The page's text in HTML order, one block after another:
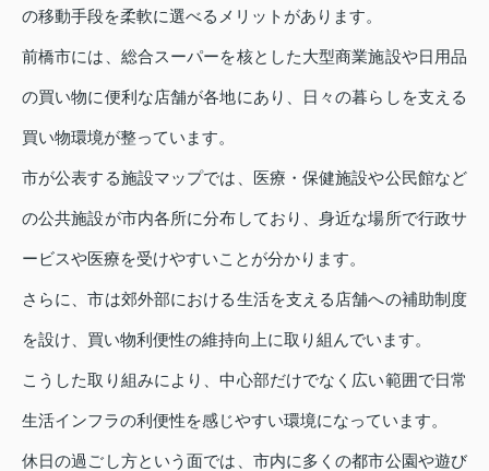
の移動手段を柔軟に選べるメリットがあります。
前橋市には、総合スーパーを核とした大型商業施設や日用品
の買い物に便利な店舗が各地にあり、日々の暮らしを支える
買い物環境が整っています。
市が公表する施設マップでは、医療・保健施設や公民館など
の公共施設が市内各所に分布しており、身近な場所で行政サ
ービスや医療を受けやすいことが分かります。
さらに、市は郊外部における生活を支える店舗への補助制度
を設け、買い物利便性の維持向上に取り組んでいます。
こうした取り組みにより、中心部だけでなく広い範囲で日常
生活インフラの利便性を感じやすい環境になっています。
休日の過ごし方という面では、市内に多くの都市公園や遊び